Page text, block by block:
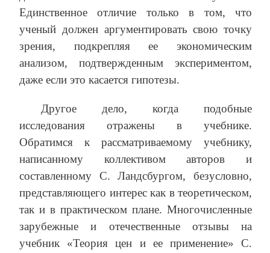
Единственное отличие только в том, что
ученый должен аргументировать свою точку
зрения, подкрепляя ее экономическим
анализом, подтвержденным экспериментом,
даже если это касается гипотезы.
Другое дело, когда подобные
исследования отражены в учебнике.
Обратимся к рассматриваемому учебнику,
написанному коллективом авторов и
составленному С. Ландсбургом, безусловно,
представляющего интерес как в теоретическом,
так и в практическом плане. Многочисленные
зарубежные и отечественные отзывы на
учебник «Теория цен и ее применение» С.